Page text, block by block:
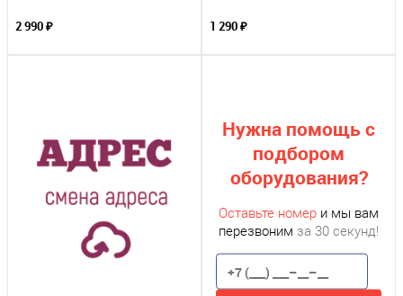
2 990 ₽ 1 290 ₽
Нужна помощь с
подбором
оборудования?
Оставьте номер и мы вам
перезвоним за 30 секунд!